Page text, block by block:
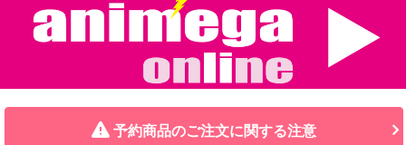
予約商品のご注文に関する注意